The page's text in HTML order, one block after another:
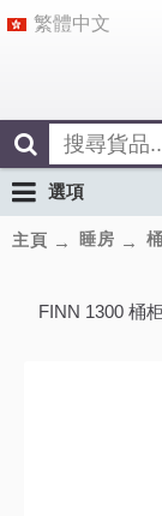
繁體中文
選項
主頁 睡房
FINN 1300 桶